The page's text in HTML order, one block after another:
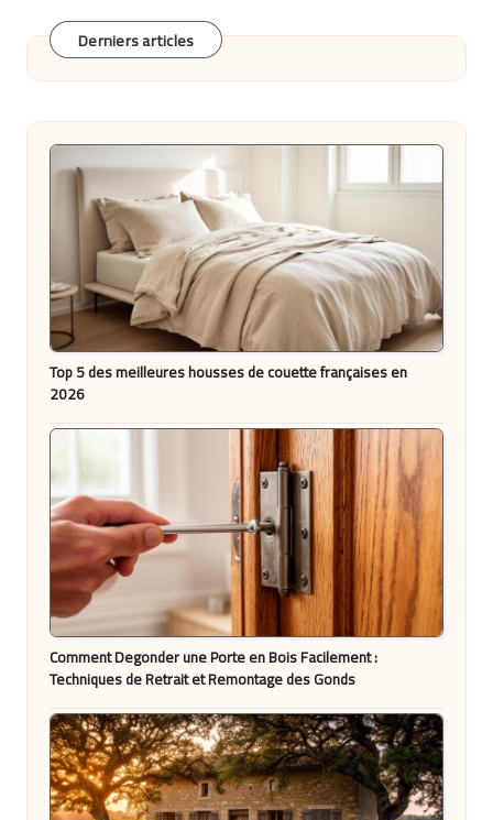
Derniers articles
Top 5 des meilleures housses de couette françaises en
2026
Comment Degonder une Porte en Bois Facilement :
Techniques de Retrait et Remontage des Gonds